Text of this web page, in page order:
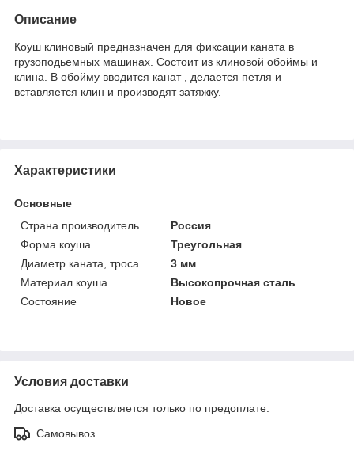
Описание
Коуш клиновый предназначен для фиксации каната в
грузоподьемных машинах. Состоит из клиновой обоймы и
клина. В обойму вводится канат , делается петля и
вставляется клин и производят затяжку.
Характеристики
Основные
Страна производитель
Россия
Форма коуша
Треугольная
Диаметр каната, троса
3 мм
Материал коуша
Высокопрочная сталь
Состояние
Новое
Условия доставки
Доставка осуществляется только по предоплате.
Самовывоз